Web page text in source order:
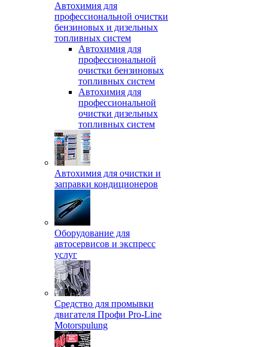
Автохимия для
профессиональной очистки
бензиновых и дизельных
топливных систем
Автохимия для
профессиональной
очистки бензиновых
топливных систем
Автохимия для
профессиональной
очистки дизельных
топливных систем
Автохимия для очистки и
заправки кондиционеров
Оборудование для
автосервисов и экспресс
услуг
Средство для промывки
двигателя Профи Pro-Line
Motorspulung